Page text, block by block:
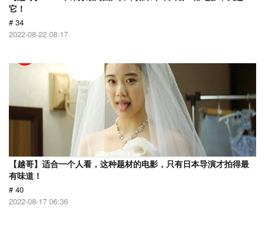
它！
# 34
2022-08-22 08:17
【越哥】适合一个人看，这种题材的电影，只有日本导演才拍得最
有味道！
# 40
2022-08-17 06:36